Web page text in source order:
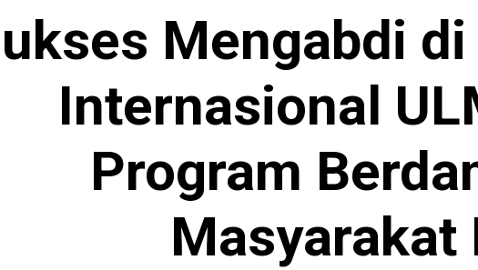
Mengabdi
Internasional
Program
Masyarakat